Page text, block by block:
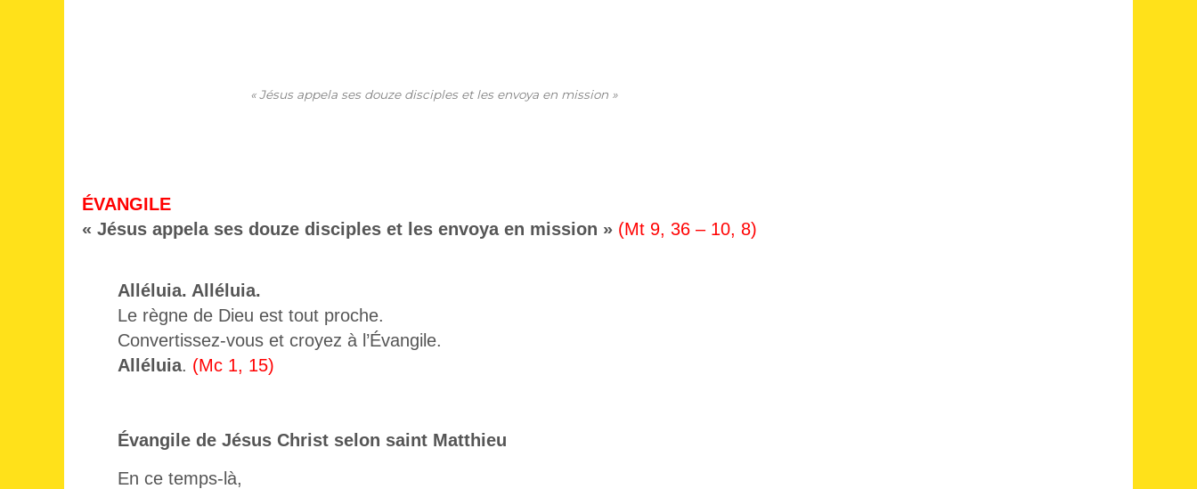
« Jésus appela ses douze disciples et les envoya en mission »
ÉVANGILE
« Jésus appela ses douze disciples et les envoya en mission » (Mt 9, 36 – 10, 8)
Alléluia. Alléluia.
Le règne de Dieu est tout proche.
Convertissez-vous et croyez à l’Évangile.
Alléluia. (Mc 1, 15)
Évangile de Jésus Christ selon saint Matthieu
En ce temps-là,